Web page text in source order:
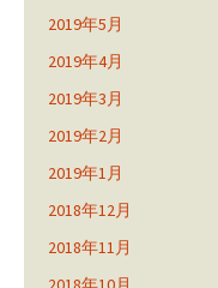
2019年5月
2019年4月
2019年3月
2019年2月
2019年1月
2018年12月
2018年11月